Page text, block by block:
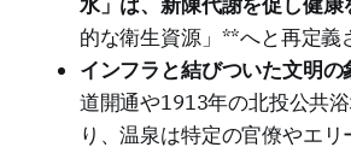
的な衛生資源」**へと再定義
インフラと結びついた文明の
道開通や1913年の北投公共
り、温泉は特定の官僚やエ